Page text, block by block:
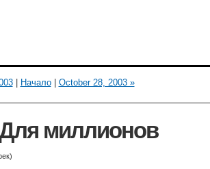
| Начало| October 28, 2003 »
миллионов